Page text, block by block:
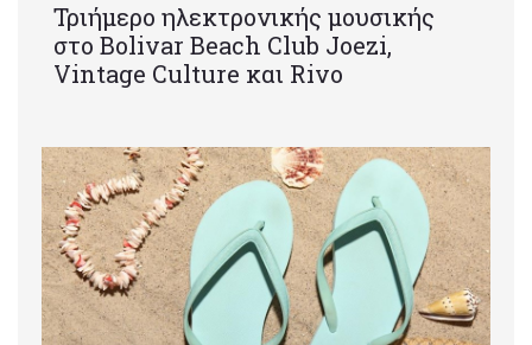
Τριήμερο ηλεκτρονικής μουσικής
στο Bolivar Beach Club Joezi,
Vintage Culture και Rivo